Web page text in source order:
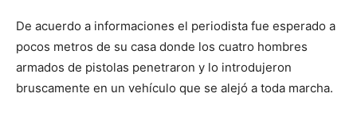
De acuerdo a informaciones el periodista fue esperado a
pocos metros de su casa donde los cuatro hombres
armados de pistolas penetraron y lo introdujeron
bruscamente en un vehículo que se alejó a toda marcha.